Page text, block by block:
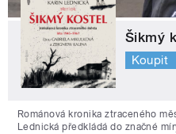
Šikmý
Koupit
Románová kronika ztraceného
Lednická předkládá do značné